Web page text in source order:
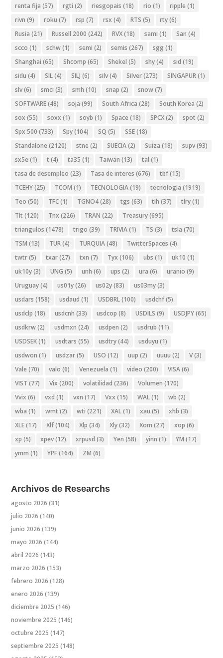
renta fija (57) rgti (2) riesgopais (18) rio (1) ripple (1)
rivn (9) roku (7) rsp (7) rsx (4) RTS (5) rty(6)
Rusia (21) Russell 2000 (242) RVX(18) sami (1) San (4)
scco (1) schw(1) semi (2) semis (267) sgg (1)
Shanghai (65) Shcomp (65) Shekel (5) shy(4) sid (19)
sidu (4) SIL(4) SILJ (6) silv(4) Silver(273) SINGAPUR(1)
slv(6) smci (3) smh (10) snap (2) snow(7)
SOFTWARE(48) soja (99) South Africa (28) South Korea (2)
sox (55) soxx (1) soyb (1) Space (18) SPCX(2) spot (2)
Spx 500 (733) Spy(104) SQ (5) SSE(18)
Standalone (2120) stne (2) SUECIA(2) Suiza (18) supv(93)
sx5e (1) t (4) ta35 (1) Taiwan (13) tal (1)
tasa de desempleo (23) Tasa de interes (676) tbf(15)
TCEHY(25) TCOM (1) TECNOLOGIA(19) tecnología (1919)
Teo (50) TFC(1) TGNO4(28) tgs (63) tlh (37) tlry(1)
Tlt (120) Tnx (226) TRAN (22) Treasury(695)
triangulos (1478) trigo (39) TRIVIA(1) TS (3) tsla (70)
TSM (13) TUR(4) TURQUIA(48) TwitterSpaces (4)
twtr(5) txar(27) txn (7) Tyx (106) ubs (1) uk10 (1)
uk10y(3) UNG (5) unh (6) ups (2) ura (6) uranio (9)
Uruguay(4) us01y(26) us02y(83) us03my(3)
usdars (158) usdaud (1) USDBRL(100) usdchf(5)
usdclp (18) usdcnh (33) usdcop (8) USDILS (9) USDJPY(65)
usdkrw(2) usdmxn (24) usdpen (2) usdrub (11)
USDSEK(1) usdtars (55) usdtry(44) usduyu (1)
usdwon (1) usdzar(5) USO (12) uup (2) uuuu (2) V(3)
Vale (70) valo (6) Venezuela (1) video (200) VISA(6)
VIST (77) Vix (200) volatilidad (236) Volumen (170)
Vvix (6) vxd (1) vxn (17) Vxx (15) WAL(1) wb (2)
wba (1) wmt (2) wti (221) XAL(1) xau (5) xhb (3)
XLE(17) Xlf(104) Xlp (34) Xly(32) Xom (27) xop (6)
xp (5) xpev(12) xrpusd (3) Yen (58) yinn (1) YM (17)
ymm (1) YPF(164) ZM (6)
Archivos de Researchs
agosto 2026 (31)
julio 2026 (140)
junio 2026 (139)
mayo 2026 (144)
abril 2026 (143)
marzo 2026 (153)
febrero 2026 (128)
enero 2026 (139)
diciembre 2025 (146)
noviembre 2025 (146)
octubre 2025 (147)
septiembre 2025 (148)